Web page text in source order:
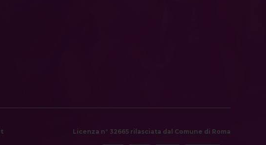
Licenza n° 32665 rilasciata dal Comune di Roma